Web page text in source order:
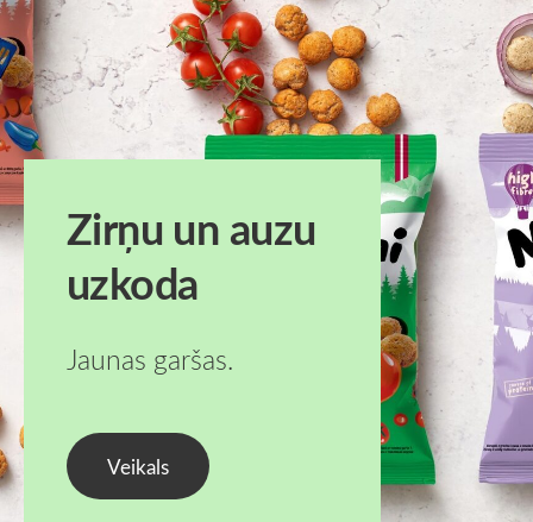
Zirņu un auzu
uzkoda
Jaunas garšas.
​Veikals​